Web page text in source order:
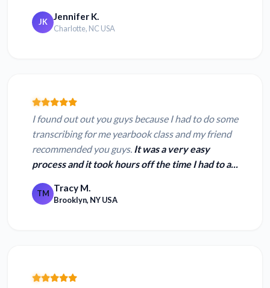
JK Jennifer K.
Charlotte, NC USA
I found out out you guys because I had to do some
transcribing for me yearbook class and my friend
recommended you guys. It was a very easy
process and it took hours off the time I had to a...
TM Tracy M.
Brooklyn, NY USA